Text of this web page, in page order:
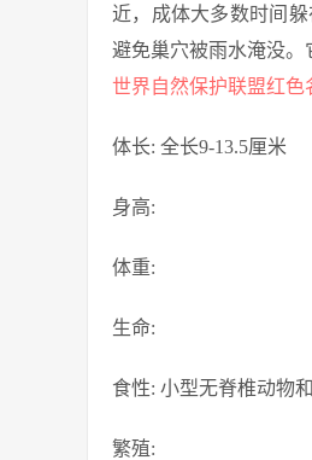
近，成体大多数时间
避免巢穴被雨水淹没。
世界自然保护联盟红色
体长: 全长9-13.5厘米
身高:
体重:
生命:
食性: 小型无脊椎动物
繁殖: